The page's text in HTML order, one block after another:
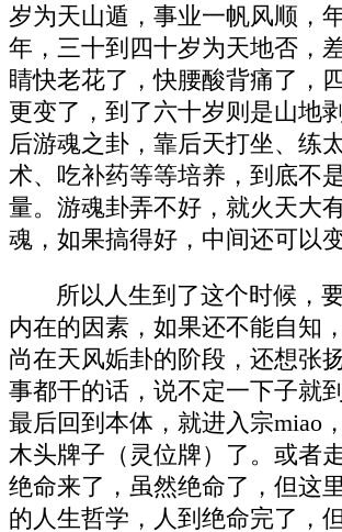
岁为天山遁，事业一帆风顺，
年，三十到四十岁为天地否，
睛快老花了，快腰酸背痛了，
更变了，到了六十岁则是山地
后游魂之卦，靠后天打坐、练
术、吃补药等等培养，到底不
量。游魂卦弄不好，就火天大
魂，如果搞得好，中间还可以
所以人生到了这个时候，
内在的因素，如果还不能自知
尚在天风姤卦的阶段，还想张
事都干的话，说不定一下子就
最后回到本体，就进入宗miao
木头牌子（灵位牌）了。或者
绝命来了，虽然绝命了，但这
的人生哲学，人到绝命完了，